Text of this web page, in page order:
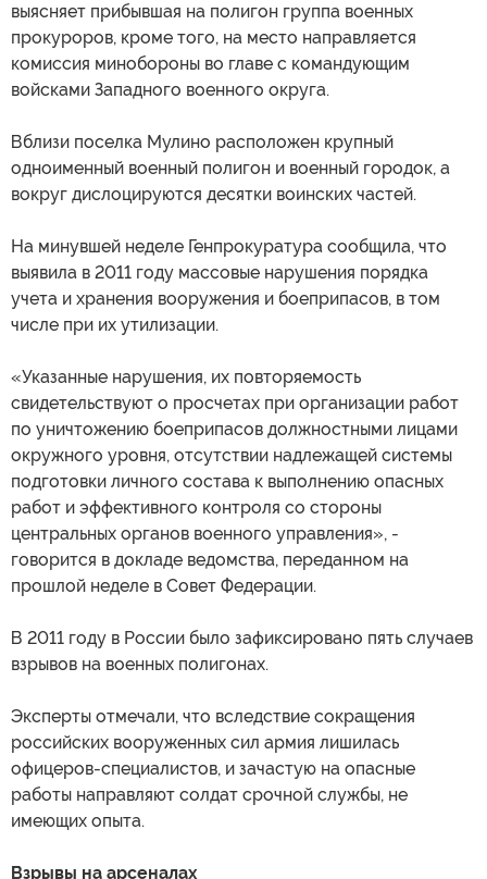
выясняет прибывшая на полигон группа военных
прокуроров, кроме того, на место направляется
комиссия минобороны во главе с командующим
войсками Западного военного округа.
Вблизи поселка Мулино расположен крупный
одноименный военный полигон и военный городок, а
вокруг дислоцируются десятки воинских частей.
На минувшей неделе Генпрокуратура сообщила, что
выявила в 2011 году массовые нарушения порядка
учета и хранения вооружения и боеприпасов, в том
числе при их утилизации.
«Указанные нарушения, их повторяемость
свидетельствуют о просчетах при организации работ
по уничтожению боеприпасов должностными лицами
окружного уровня, отсутствии надлежащей системы
подготовки личного состава к выполнению опасных
работ и эффективного контроля со стороны
центральных органов военного управления», -
говорится в докладе ведомства, переданном на
прошлой неделе в Совет Федерации.
В 2011 году в России было зафиксировано пять случаев
взрывов на военных полигонах.
Эксперты отмечали, что вследствие сокращения
российских вооруженных сил армия лишилась
офицеров-специалистов, и зачастую на опасные
работы направляют солдат срочной службы, не
имеющих опыта.
Взрывы на арсеналах